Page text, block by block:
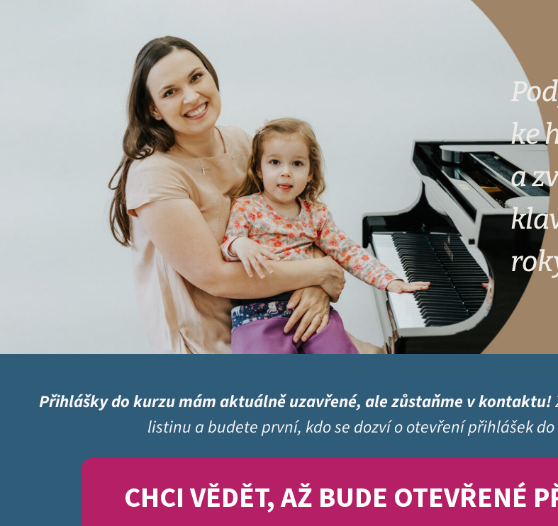
ke
a
Přihlášky do kurzu mám aktuálně uzavřené, ale zůstaňme v kontaktu!
listinu a budete první, kdo se dozví o otevření přihlášek
CHCI VĚDĚT, AŽ BUDE OTEVŘENÉ